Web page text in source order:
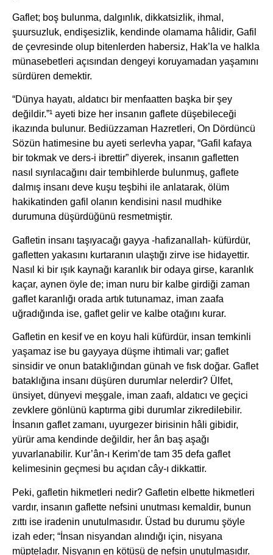
Gaflet; boş bulunma, dalgınlık, dikkatsizlik, ihmal,
şuursuzluk, endişesizlik, kendinde olamama hâlidir, Gafil
de çevresinde olup bitenlerden habersiz, Hak’la ve halkla
münasebetleri açısından dengeyi koruyamadan yaşamını
sürdüren demektir.
“Dünya hayatı, aldatıcı bir menfaatten başka bir şey
değildir.”¹ ayeti bize her insanın gaflete düşebileceği
ikazında bulunur. Bediüzzaman Hazretleri, On Dördüncü
Sözün hatimesine bu ayeti serlevha yapar, “Gafil kafaya
bir tokmak ve ders-i ibrettir” diyerek, insanın gafletten
nasıl sıyrılacağını dair tembihlerde bulunmuş, gaflete
dalmış insanı deve kuşu teşbihi ile anlatarak, ölüm
hakikatinden gafil olanın kendisini nasıl mudhike
durumuna düşürdüğünü resmetmiştir.
Gafletin insanı taşıyacağı gayya -hafizanallah- küfürdür,
gafletten yakasını kurtaranın ulaştığı zirve ise hidayettir.
Nasıl ki bir ışık kaynağı karanlık bir odaya girse, karanlık
kaçar, aynen öyle de; iman nuru bir kalbe girdiği zaman
gaflet karanlığı orada artık tutunamaz, iman zaafa
uğradığında ise, gaflet gelir ve kalbe otağını kurar.
Gafletin en kesif ve en koyu hali küfürdür, insan temkinli
yaşamaz ise bu gayyaya düşme ihtimali var; gaflet
sinsidir ve onun bataklığından günah ve fısk doğar. Gaflet
bataklığına insanı düşüren durumlar nelerdir? Ülfet,
ünsiyet, dünyevi meşgale, iman zaafı, aldatıcı ve geçici
zevklere gönlünü kaptırma gibi durumlar zikredilebilir.
İnsanın gaflet zamanı, uyurgezer birisinin hâli gibidir,
yürür ama kendinde değildir, her ân baş aşağı
yuvarlanabilir. Kur’ân-ı Kerim’de tam 35 defa gaflet
kelimesinin geçmesi bu açıdan cây-ı dikkattir.
Peki, gafletin hikmetleri nedir? Gafletin elbette hikmetleri
vardır, insanın gaflette nefsini unutması kemaldir, bunun
zıttı ise iradenin unutulmasıdır. Üstad bu durumu şöyle
izah eder; “İnsan nisyandan alındığı için, nisyana
müpteladır. Nisyanın en kötüsü de nefsin unutulmasıdır.